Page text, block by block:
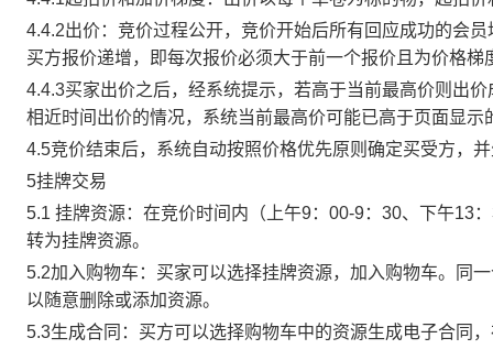
4.4.2出价：竞价过程公开，竞价开始后所有回应成功的会
买方报价递增，即每次报价必须大于前一个报价且为价格
4.4.3买家出价之后，经系统提示，若高于当前最高价则出
相近时间出价的情况，系统当前最高价可能已高于页面显示
4.5竞价结束后，系统自动按照价格优先原则确定买受方，
5挂牌交易
5.1 挂牌资源：在竞价时间内（上午9：00-9：30、下午13
转为挂牌资源。
5.2加入购物车：买家可以选择挂牌资源，加入购物车。同
以随意删除或添加资源。
5.3生成合同：买方可以选择购物车中的资源生成电子合同